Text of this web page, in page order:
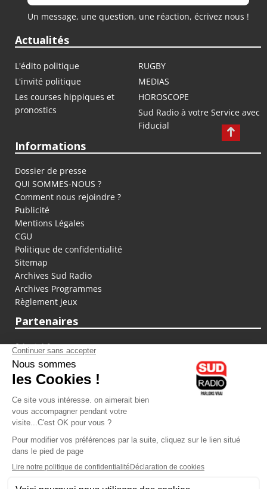
Un message, une question, une réaction, écrivez nous !
Actualités
L'édito politique
RUGBY
L'invité politique
MEDIAS
Les courses hippiques et
pronostics
HOROSCOPE
Sud Radio à votre Service avec
Fiducial
Informations
Dossier de presse
QUI SOMMES-NOUS ?
Comment nous rejoindre ?
Publicité
Mentions Légales
CGU
Politique de confidentialité
Sitemap
Archives Sud Radio
Archives Programmes
Règlement jeux
Partenaires
fiducial.fr
lyoncapitale.fr
olympique-et-lyonnais.com
L'application Iphone / Android
Téléchargez l'application
Les cookies
Gestion des cookies